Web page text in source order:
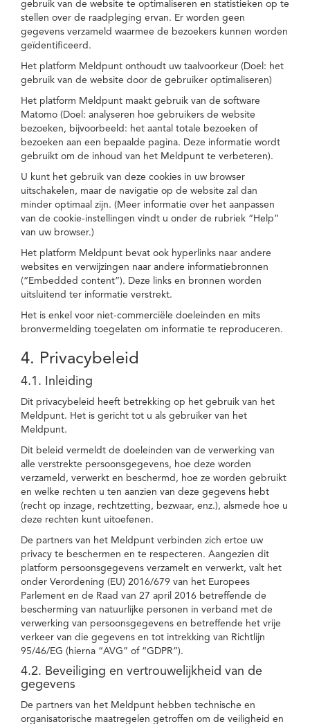
gebruik van de website te optimaliseren en statistieken op te
stellen over de raadpleging ervan. Er worden geen
gegevens verzameld waarmee de bezoekers kunnen worden
geïdentificeerd.
Het platform Meldpunt onthoudt uw taalvoorkeur (Doel: het
gebruik van de website door de gebruiker optimaliseren)
Het platform Meldpunt maakt gebruik van de software
Matomo (Doel: analyseren hoe gebruikers de website
bezoeken, bijvoorbeeld: het aantal totale bezoeken of
bezoeken aan een bepaalde pagina. Deze informatie wordt
gebruikt om de inhoud van het Meldpunt te verbeteren).
U kunt het gebruik van deze cookies in uw browser
uitschakelen, maar de navigatie op de website zal dan
minder optimaal zijn. (Meer informatie over het aanpassen
van de cookie-instellingen vindt u onder de rubriek “Help”
van uw browser.)
Het platform Meldpunt bevat ook hyperlinks naar andere
websites en verwijzingen naar andere informatiebronnen
(“Embedded content”). Deze links en bronnen worden
uitsluitend ter informatie verstrekt.
Het is enkel voor niet-commerciële doeleinden en mits
bronvermelding toegelaten om informatie te reproduceren.
4. Privacybeleid
4.1. Inleiding
Dit privacybeleid heeft betrekking op het gebruik van het
Meldpunt. Het is gericht tot u als gebruiker van het
Meldpunt.
Dit beleid vermeldt de doeleinden van de verwerking van
alle verstrekte persoonsgegevens, hoe deze worden
verzameld, verwerkt en beschermd, hoe ze worden gebruikt
en welke rechten u ten aanzien van deze gegevens hebt
(recht op inzage, rechtzetting, bezwaar, enz.), alsmede hoe u
deze rechten kunt uitoefenen.
De partners van het Meldpunt verbinden zich ertoe uw
privacy te beschermen en te respecteren. Aangezien dit
platform persoonsgegevens verzamelt en verwerkt, valt het
onder Verordening (EU) 2016/679 van het Europees
Parlement en de Raad van 27 april 2016 betreffende de
bescherming van natuurlijke personen in verband met de
verwerking van persoonsgegevens en betreffende het vrije
verkeer van die gegevens en tot intrekking van Richtlijn
95/46/EG (hierna “AVG” of “GDPR”).
4.2. Beveiliging en vertrouwelijkheid van de
gegevens
De partners van het Meldpunt hebben technische en
organisatorische maatregelen getroffen om de veiligheid en